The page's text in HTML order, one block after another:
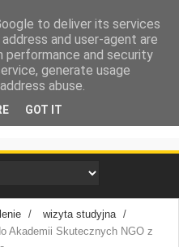
Mielca
/ wizyta studyjna /
Akademii Skutecznych NGO z
to deliver its services
and user-agent are
performance and security
generate usage
abuse.
GOT IT